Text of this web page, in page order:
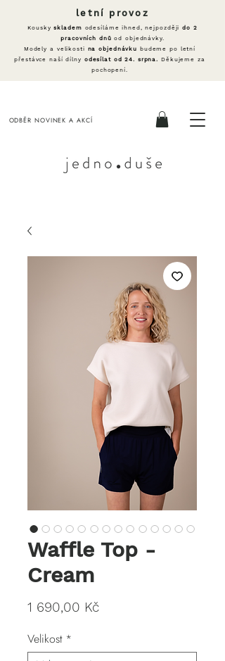
ODBĚR NOVINEK A AKCÍ
letní provoz
Kouskyskladem odesíláme ihned, nejpozdějido 2
pracovních dnů od objednávky.
Modely a velikosti na objednávku
budeme po letní
přestávce naší dílny odesílat od 24. srpna. Děkujeme za
pochopení.
Waffle Top -
Cream
1 690,00 KčCena
Velikost *